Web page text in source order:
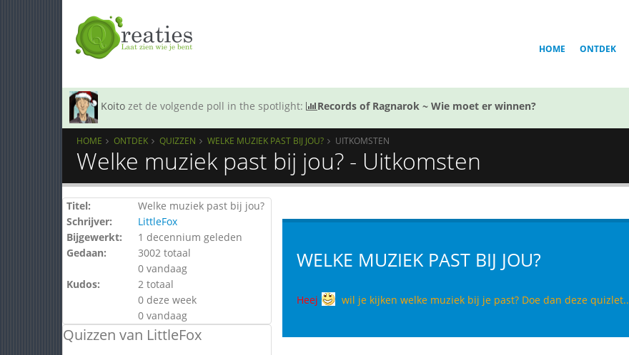
HOME ONTDEK
Koito zet de volgende poll in the spotlight: Records of Ragnarok ~ Wie moet er winnen?
HOME ONTDEK QUIZZEN WELKE MUZIEK PAST BIJ JOU? UITKOMSTEN
Welke muziek past bij jou? - Uitkomsten
Titel:
Welke muziek past bij jou?
Schrijver:
LittleFox
Bijgewerkt:
1 decennium geleden
Gedaan:
3002 totaal
0 vandaag
Kudos:
2 totaal
0 deze week
0 vandaag
Quizzen van LittleFox
WELKE MUZIEK PAST BIJ JOU?
Heej wil je kijken welke muziek bij je past? Doe dan deze quizlet..